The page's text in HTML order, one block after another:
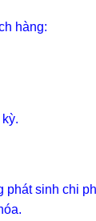
hàng:
phát sinh chi